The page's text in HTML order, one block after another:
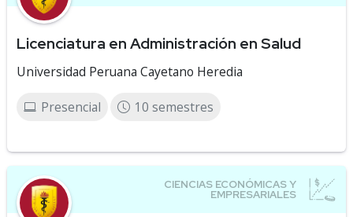
Licenciatura en Administración en Salud
Universidad Peruana Cayetano Heredia
Presencial 10 semestres